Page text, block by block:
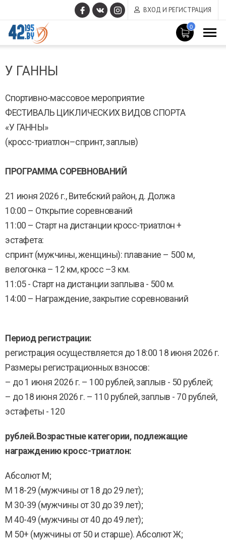
ВХОД И РЕГИСТРАЦИЯ
0
MAIN
CONTENT
14
У ГАННЫ
Спортивно-массовое мероприятие
ФЕСТИВАЛЬ ЦИКЛИЧЕСКИХ ВИДОВ СПОРТА
«У ГАННЫ»
(кросс-триатлон–спринт, заплыв)
ПРОГРАММА СОРЕВНОВАНИЙ
21 июня 2026 г., Витебский район, д. Должа
10:00 – Открытие соревнований
11:00 – Старт на дистанции кросс-триатлон +
эстафета:
спринт (мужчины, женщины): плавание – 500 м,
велогонка – 12 км, кросс –3 км.
11:05 - Старт на дистанции заплыва - 500 м.
14:00 – Награждение, закрытие соревнований
Период регистрации:
регистрация осуществляется до 18:00 18 июня 2026 г.
Размеры регистрационных взносов:
– до 1 июня 2026 г. – 100 рублей, заплыв - 50 рублей;
– до 18 июня 2026 г. – 110 рублей, заплыв - 70 рублей,
эстафеты - 120
рублей. Возрастные категории, подлежащие
награждению кросс-триатлон:
Абсолют М;
M 18-29 (мужчины от 18 до 29 лет);
М 30-39 (мужчины от 30 до 39 лет);
М 40-49 (мужчины от 40 до 49 лет);
М 50+ (мужчины от 50 и старше). Абсолют Ж;